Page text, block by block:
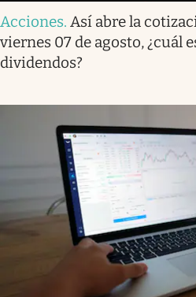
Acciones. Así abre la
viernes 07 de agosto, ¿cuál
dividendos?